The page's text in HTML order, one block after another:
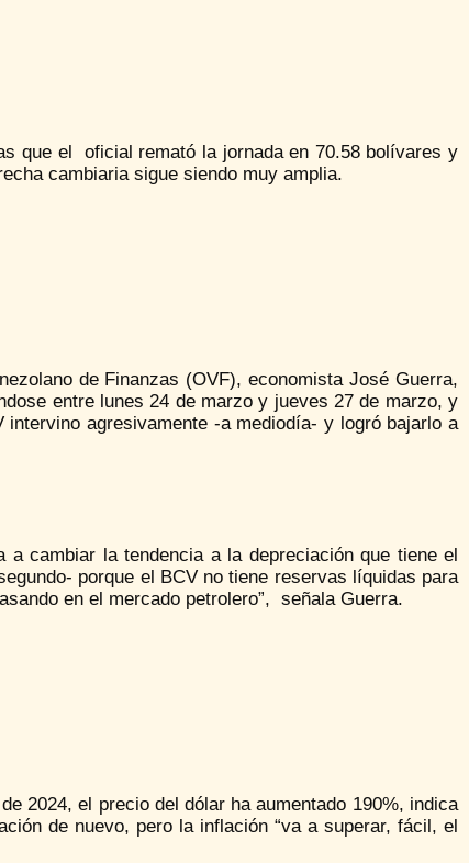
que el oficial remató la jornada en 70.58 bolívares y
cambiaria sigue siendo muy amplia.
de Finanzas (OVF), economista José Guerra,
entre lunes 24 de marzo y jueves 27 de marzo, y
agresivamente -a mediodía- y logró bajarlo a
cambiar la tendencia a la depreciación que tiene el
porque el BCV no tiene reservas líquidas para
en el mercado petrolero”, señala Guerra.
2024, el precio del dólar ha aumentado 190%, indica
de nuevo, pero la inflación “va a superar, fácil, el